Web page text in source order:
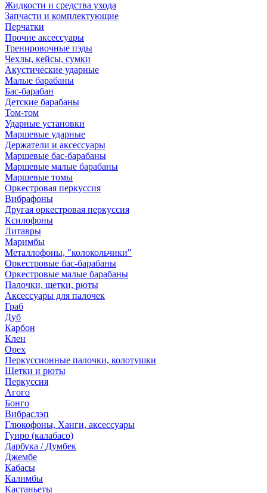
Жидкости и средства ухода
Запчасти и комплектующие
Перчатки
Прочие аксессуары
Тренировочные пэды
Чехлы, кейсы, сумки
Акустические ударные
Mалые барабаны
Бас-барабан
Детские барабаны
Том-том
Ударные установки
Маршевые ударные
Держатели и аксессуары
Маршевые бас-барабаны
Маршевые малые барабаны
Маршевые томы
Оркестровая перкуссия
Вибрафоны
Другая оркестровая перкуссия
Ксилофоны
Литавры
Маримбы
Металлофоны, "колокольчики"
Оркестровые бас-барабаны
Оркестровые малые барабаны
Палочки, щетки, рюты
Аксессуары для палочек
Граб
Дуб
Карбон
Клен
Орех
Перкуссионные палочки, колотушки
Щетки и рюты
Перкуссия
Агого
Бонго
Вибраслэп
Глюкофоны, Ханги, аксессуары
Гуиро (калабасо)
Дарбука / Думбек
Джембе
Кабасы
Калимбы
Кастаньеты